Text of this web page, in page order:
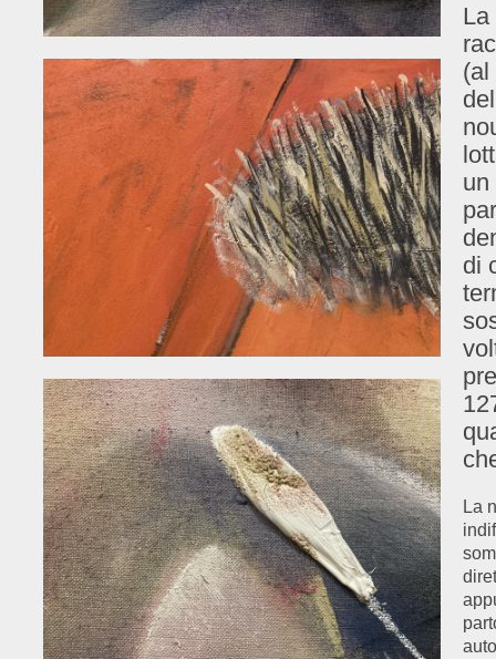
La
un
di
La